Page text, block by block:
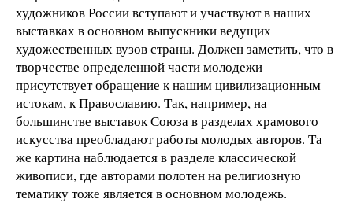
художников России вступают и участвуют в наших
выставках в основном выпускники ведущих
художественных вузов страны. Должен заметить, что в
творчестве определенной части молодежи
присутствует обращение к нашим цивилизационным
истокам, к Православию. Так, например, на
большинстве выставок Союза в разделах храмового
искусства преобладают работы молодых авторов. Та
же картина наблюдается в разделе классической
живописи, где авторами полотен на религиозную
тематику тоже является в основном молодежь.